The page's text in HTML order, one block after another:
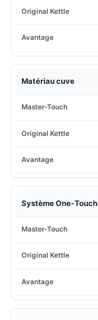
Matériau cuve
Système One-Touch